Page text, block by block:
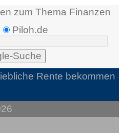
zum Thema Finanzen
Piloh.de
Rente bekommen